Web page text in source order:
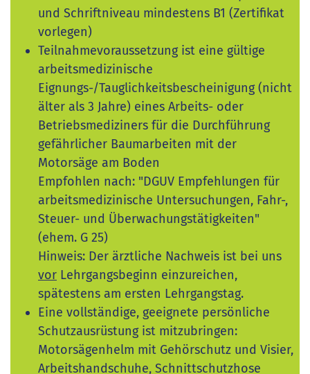
und Schriftniveau mindestens B1 (Zertifikat
vorlegen)
Teilnahmevoraussetzung ist eine gültige
arbeitsmedizinische
Eignungs-/Tauglichkeitsbescheinigung (nicht
älter als 3 Jahre) eines Arbeits- oder
Betriebsmediziners für die Durchführung
gefährlicher Baumarbeiten mit der
Motorsäge am Boden
Empfohlen nach: "DGUV Empfehlungen für
arbeitsmedizinische Untersuchungen, Fahr-,
Steuer- und Überwachungstätigkeiten"
(ehem. G 25)
Hinweis: Der ärztliche Nachweis ist bei uns
vor Lehrgangsbeginn einzureichen,
spätestens am ersten Lehrgangstag.
Eine vollständige, geeignete persönliche
Schutzausrüstung ist mitzubringen:
Motorsägenhelm mit Gehörschutz und Visier,
Arbeitshandschuhe, Schnittschutzhose